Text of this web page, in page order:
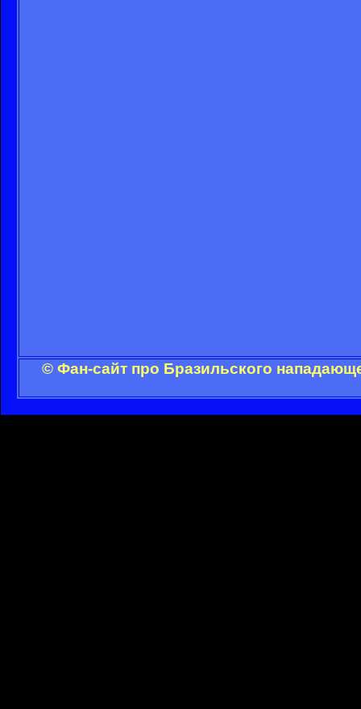
© Фан-сайт про Бразильского